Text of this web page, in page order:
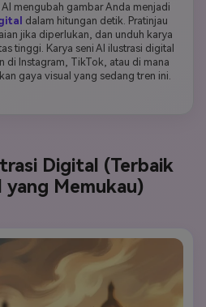
mengubah gambar Anda menjadi
dalam hitungan detik. Pratinjau
jika diperlukan, dan unduh karya
tinggi. Karya seni AI ilustrasi digital
di Instagram, TikTok, atau di mana
gaya visual yang sedang tren ini.
Digital (Terbaik
Memukau)